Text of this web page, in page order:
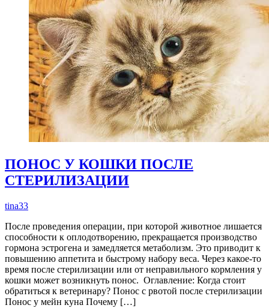
ПОНОС У КОШКИ ПОСЛЕ
СТЕРИЛИЗАЦИИ
tina33
После проведения операции, при которой животное лишается
способности к оплодотворению, прекращается производство
гормона эстрогена и замедляется метаболизм. Это приводит к
повышению аппетита и быстрому набору веса. Через какое-то
время после стерилизации или от неправильного кормления у
кошки может возникнуть понос. Оглавление: Когда стоит
обратиться к ветеринару? Понос с рвотой после стерилизации
Понос у мейн куна Почему […]